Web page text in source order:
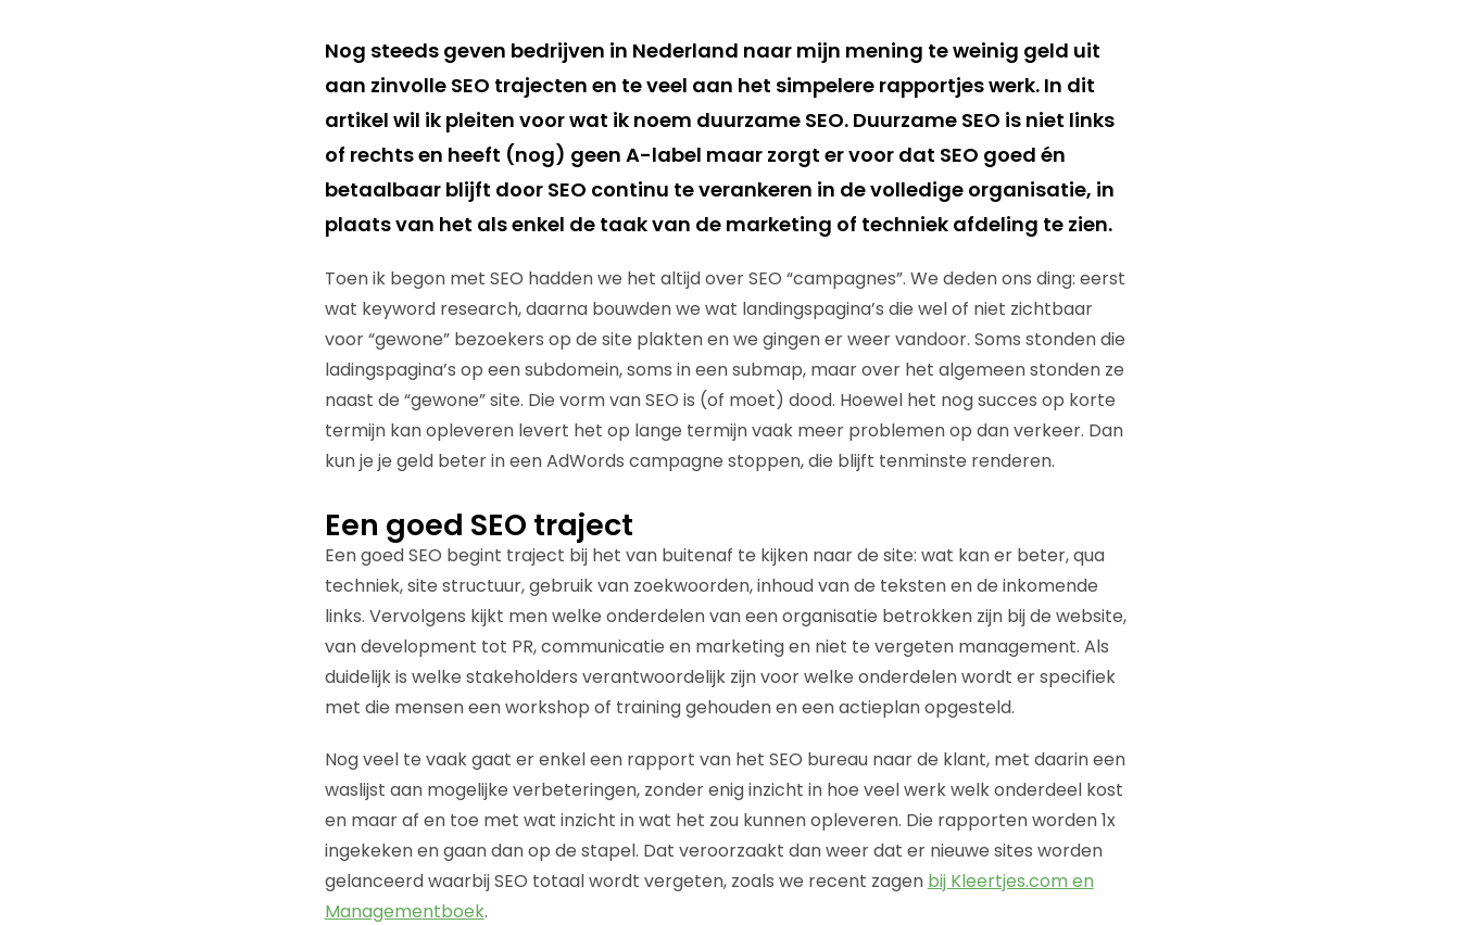
Nog steeds geven bedrijven in Nederland naar mijn mening te weinig geld uit
aan zinvolle SEO trajecten en te veel aan het simpelere rapportjes werk. In dit
artikel wil ik pleiten voor wat ik noem duurzame SEO. Duurzame SEO is niet links
of rechts en heeft (nog) geen A-label maar zorgt er voor dat SEO goed én
betaalbaar blijft door SEO continu te verankeren in de volledige organisatie, in
plaats van het als enkel de taak van de marketing of techniek afdeling te zien.
Toen ik begon met SEO hadden we het altijd over SEO “campagnes”. We deden ons ding: eerst
wat keyword research, daarna bouwden we wat landingspagina’s die wel of niet zichtbaar
voor “gewone” bezoekers op de site plakten en we gingen er weer vandoor. Soms stonden die
ladingspagina’s op een subdomein, soms in een submap, maar over het algemeen stonden ze
naast de “gewone” site. Die vorm van SEO is (of moet) dood. Hoewel het nog succes op korte
termijn kan opleveren levert het op lange termijn vaak meer problemen op dan verkeer. Dan
kun je je geld beter in een AdWords campagne stoppen, die blijft tenminste renderen.
Een goed SEO traject
Een goed SEO begint traject bij het van buitenaf te kijken naar de site: wat kan er beter, qua
techniek, site structuur, gebruik van zoekwoorden, inhoud van de teksten en de inkomende
links. Vervolgens kijkt men welke onderdelen van een organisatie betrokken zijn bij de website,
van development tot PR, communicatie en marketing en niet te vergeten management. Als
duidelijk is welke stakeholders verantwoordelijk zijn voor welke onderdelen wordt er specifiek
met die mensen een workshop of training gehouden en een actieplan opgesteld.
Nog veel te vaak gaat er enkel een rapport van het SEO bureau naar de klant, met daarin een
waslijst aan mogelijke verbeteringen, zonder enig inzicht in hoe veel werk welk onderdeel kost
en maar af en toe met wat inzicht in wat het zou kunnen opleveren. Die rapporten worden 1x
ingekeken en gaan dan op de stapel. Dat veroorzaakt dan weer dat er nieuwe sites worden
gelanceerd waarbij SEO totaal wordt vergeten, zoals we recent zagen bij Kleertjes.com en
Managementboek.